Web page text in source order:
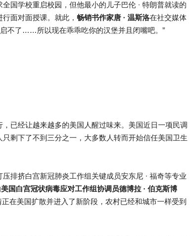
国学校重启校园，但他最小的儿子巴伦 · 特朗普就读的
面对面授课。就此， 畅销书作家唐 · 温斯洛在社交媒体
启不了……所以现在乖乖吃你的汉堡并且闭嘴吧。”
已经让越来越多的美国人醒过味来。美国近日一项民调
剩下了不到三分之一，大多数人转而开始信任美国卫生
排挤白宫新冠肺炎工作组关键成员安东尼 · 福奇等专业
美国白宫冠状病毒应对工作组协调员德博拉 · 伯克斯博
在美国扩散并进入了新阶段，农村已经和城市一样受到